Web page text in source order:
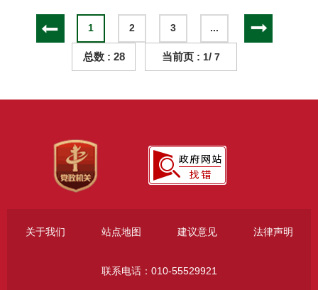
1 2 3 ...
总数 : 28 当前页 : 1/ 7
关于我们 站点地图 建议意见 法律声明
联系电话：010-55529921